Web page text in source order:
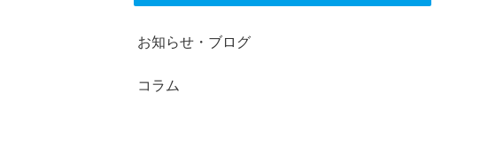
お知らせ・ブログ
コラム